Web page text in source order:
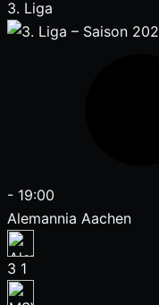
3. Liga
- 19:00
Alemannia Aachen
3 1